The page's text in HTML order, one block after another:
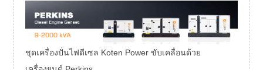
ชุดเครื่องปั่นไฟดีเซล Koten Power ขับเคลื่อนด้วย